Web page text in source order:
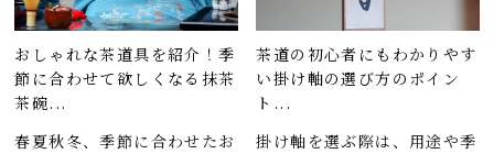
おしゃれな茶道具を紹介！季
節に合わせて欲しくなる抹茶
茶碗...
春夏秋冬、季節に合わせたお
茶道の初心者にもわかりやす
い掛け軸の選び方のポイン
ト...
掛け軸を選ぶ際は、用途や季